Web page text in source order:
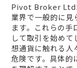
Pivot Broker Ltd
業界で一般的に見
ます。これらの
して取引を始め
想通貨に触れる人
危険です。具体的